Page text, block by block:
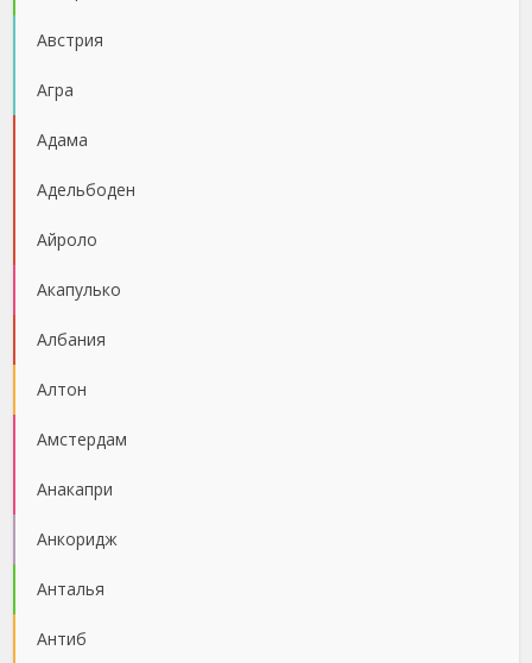
Австрия
Агра
Адама
Адельбоден
Айроло
Акапулько
Албания
Алтон
Амстердам
Анакапри
Анкоридж
Анталья
Антиб